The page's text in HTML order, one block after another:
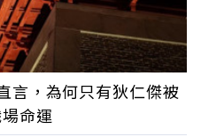
言，為何只有狄仁傑被
命運